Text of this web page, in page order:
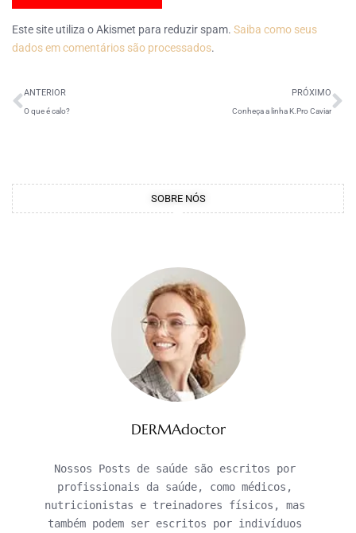
Este site utiliza o Akismet para reduzir spam. Saiba como seus
dados em comentários são processados.
ANTERIOR
O que é calo?
PRÓXIMO
Conheça a linha K.Pro Caviar
SOBRE NÓS
DERMAdoctor
Nossos Posts de saúde são escritos por
profissionais da saúde, como médicos,
nutricionistas e treinadores físicos, mas
também podem ser escritos por indivíduos